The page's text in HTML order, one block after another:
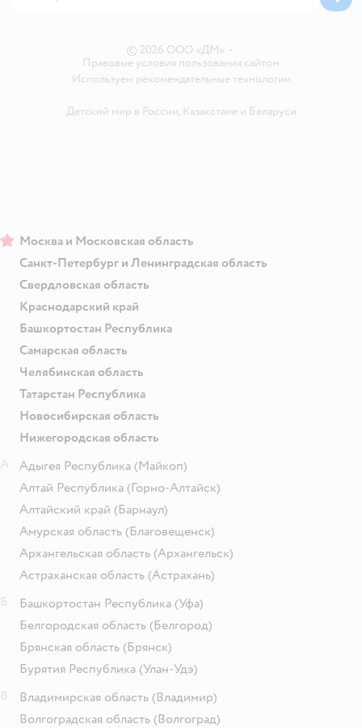
© 2026 ООО «ДМ» •
Правовые условия пользования сайтом
Используем рекомендательные технологии
Детский мир в России, Казахстанеи Беларуси
Москва и Московская область
Санкт-Петербург и Ленинградская область
Свердловская область
Краснодарский край
Башкортостан Республика
Самарская область
Челябинская область
Татарстан Республика
Новосибирская область
Нижегородская область
Адыгея Республика (Майкоп)
Алтай Республика (Горно-Алтайск)
Алтайский край (Барнаул)
Амурская область (Благовещенск)
Архангельская область (Архангельск)
Астраханская область (Астрахань)
Башкортостан Республика (Уфа)
Белгородская область (Белгород)
Брянская область (Брянск)
Бурятия Республика (Улан-Удэ)
Владимирская область (Владимир)
Волгоградская область (Волгоград)